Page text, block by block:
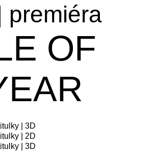
premiéra
OF
| 3D
| 2D
| 3D